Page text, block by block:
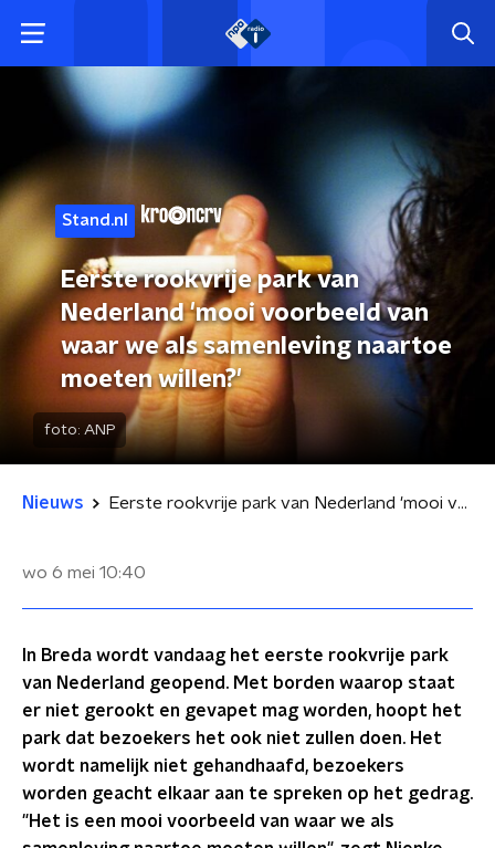
Stand.nl
Eerste rookvrije park van
Nederland 'mooi voorbeeld van
waar we als samenleving naartoe
moeten willen?'
foto: ANP
Nieuws Eerste rookvrije park van Nederland 'mooi voorbeeld van waar we als samenleving naartoe moeten willen?'
wo 6 mei 10:40
In Breda wordt vandaag het eerste rookvrije park
van Nederland geopend. Met borden waarop staat
er niet gerookt en gevapet mag worden, hoopt het
park dat bezoekers het ook niet zullen doen. Het
wordt namelijk niet gehandhaafd, bezoekers
worden geacht elkaar aan te spreken op het gedrag.
"Het is een mooi voorbeeld van waar we als